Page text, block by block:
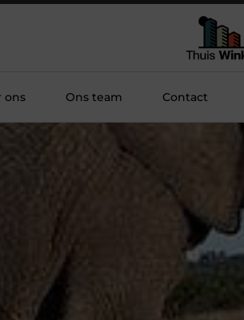
ons Ons team Contact